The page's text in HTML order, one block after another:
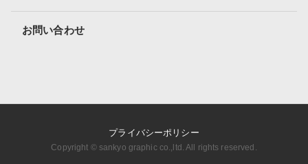
お問い合わせ
Copyright ©︎ sankyo graphic co.,ltd. All rights reserved.
プライバシーポリシー